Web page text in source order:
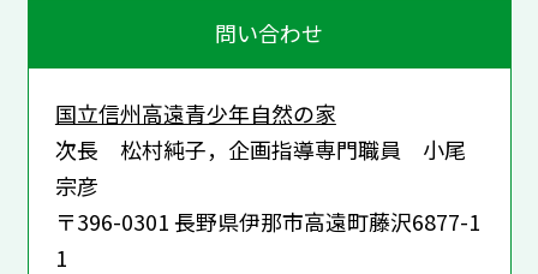
問い合わせ
国立信州高遠青少年自然の家
次長 松村純子，企画指導専門職員 小尾
宗彦
〒396-0301 長野県伊那市高遠町藤沢6877-1
1